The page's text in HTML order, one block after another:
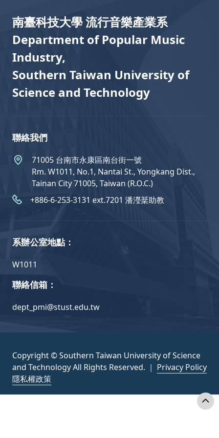
南臺科技大學 流行音樂產業系
Department of Popular Music
Industry,
Southern Taiwan University of
Science and Technology
聯絡我們
71005 台南市永康區南台街一號
Rm. W1011, No.1, Nantai St., Yongkang Dist.,
Tainan City 71005, Taiwan (R.O.C.)
+886-6-253-3131 ext.7201 潘瀅棻助教
系辦公室地點：
W1011
聯絡信箱：
dept_pmi@stust.edu.tw
Copyright © Southern Taiwan University of Science
and Technology All Rights Reserved. ｜ Privacy Policy
隱私權政策